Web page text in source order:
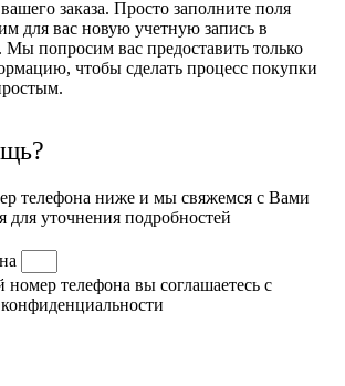
заказа. Просто заполните поля
для вас новую учетную запись в
Мы попросим вас предоставить только
чтобы сделать процесс покупки
телефона ниже и мы свяжемся с Вами
уточнения подробностей
номер телефона вы соглашаетесь с